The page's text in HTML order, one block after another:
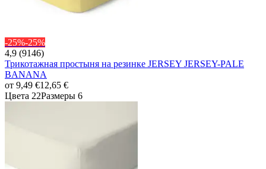
-25%-25%
4,9 (9146)
Трикотажная простыня на резинке JERSEY JERSEY-PALE
BANANA
от 9,49 €12,65 €
Цвета 22Размеры 6